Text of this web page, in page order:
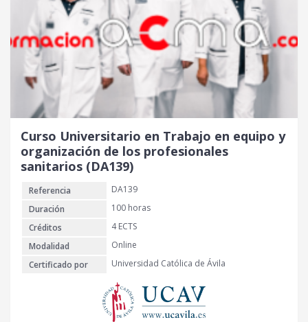
Curso Universitario en Trabajo en equipo y
organización de los profesionales
sanitarios (DA139)
Referencia
DA139
Duración
100 horas
Créditos
4 ECTS
Modalidad
Online
Certificado por
Universidad Católica de Ávila